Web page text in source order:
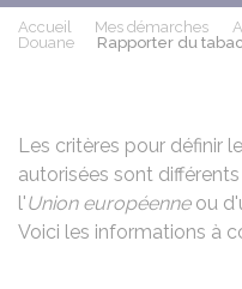
Accueil Mes démarches
Douane
Rapporter du
Les critères pour définir
autorisées sont
l'Union européenneou
Voici les informations à